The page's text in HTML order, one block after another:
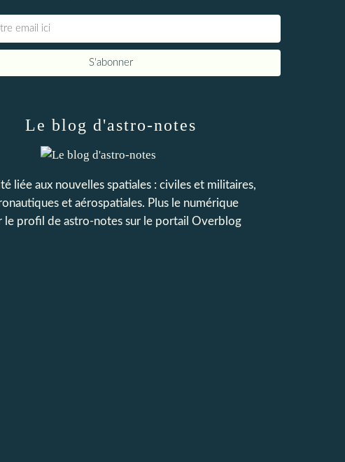
Le blog d'astro-notes
liée aux nouvelles spatiales : civiles et militaires,
et aérospatiales. Plus le numérique
le profil de astro-notessur le portail Overblog